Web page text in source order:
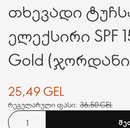
თხევადი
ელექსირი SPF
Gold
25,49 GEL
რეგულარული ფასი: 36,50 GEL